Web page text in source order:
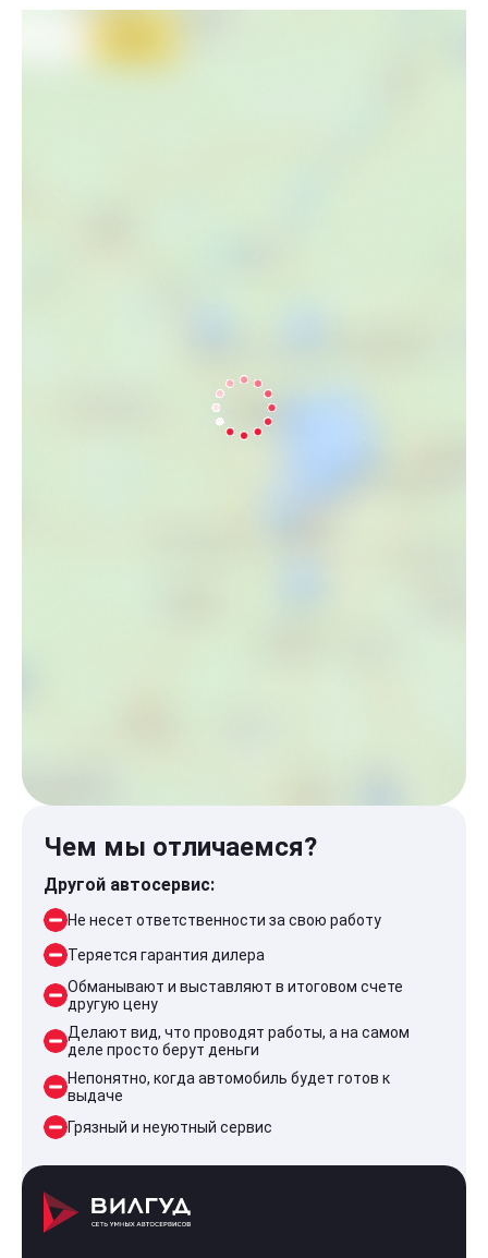
Чем мы отличаемся?
Другой автосервис:
Не несет ответственности за свою работу
Теряется гарантия дилера
Обманывают и выставляют в итоговом счете
другую цену
Делают вид, что проводят работы, а на самом
деле просто берут деньги
Непонятно, когда автомобиль будет готов к
выдаче
Грязный и неуютный сервис